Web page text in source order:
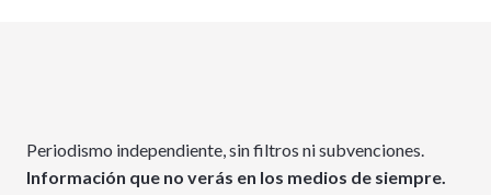
Periodismo independiente, sin filtros ni subvenciones.
Información que no verás en los medios de siempre.